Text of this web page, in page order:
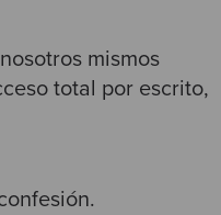
mismos
total por escrito,